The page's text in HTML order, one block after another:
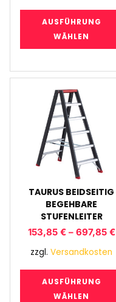
AUSFÜHRUNG
WÄHLEN
TAURUS BEIDSEITIG
BEGEHBARE
STUFENLEITER
153,85 €– 697,85 €
zzgl. Versandkosten
AUSFÜHRUNG
WÄHLEN